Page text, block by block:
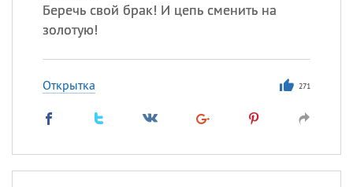
Беречь свой брак! И цепь сменить на
золотую!
Открытка 271